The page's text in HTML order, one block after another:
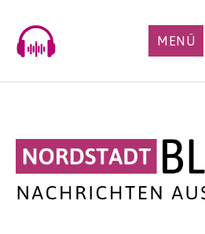
content
MENÜ